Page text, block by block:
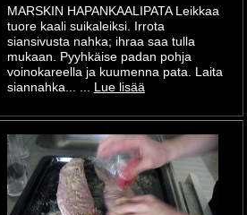
MARSKIN HAPANKAALIPATA Leikkaa
tuore kaali suikaleiksi. Irrota
siansivusta nahka; ihraa saa tulla
mukaan. Pyyhkäise padan pohja
voinokareella ja kuumenna pata. Laita
siannahka... ... Lue lisää